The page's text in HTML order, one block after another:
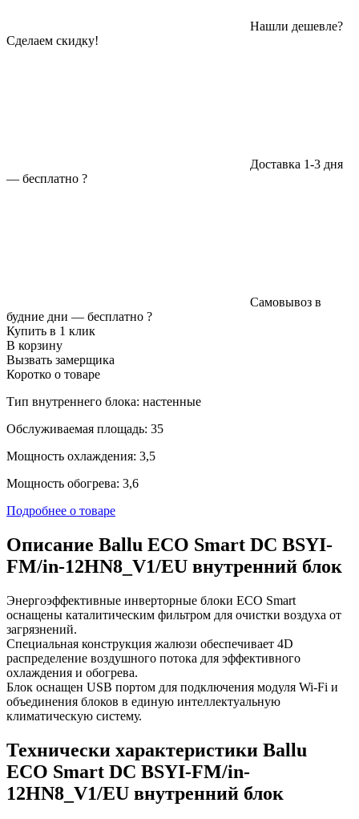
Нашли дешевле?
Сделаем скидку!
Доставка 1-3 дня
— бесплатно ?
Самовывоз в
будние дни — бесплатно ?
Купить в 1 клик
В корзину
Вызвать замерщика
Коротко о товаре
Тип внутреннего блока: настенные
Обслуживаемая площадь: 35
Мощность охлаждения: 3,5
Мощность обогрева: 3,6
Подробнее о товаре
Описание Ballu ECO Smart DC BSYI-
FM/in-12HN8_V1/EU внутренний блок
Энергоэффективные инверторные блоки ECO Smart
оснащены каталитическим фильтром для очистки воздуха от
загрязнений.
Специальная конструкция жалюзи обеспечивает 4D
распределение воздушного потока для эффективного
охлаждения и обогрева.
Блок оснащен USB портом для подключения модуля Wi-Fi и
объединения блоков в единую интеллектуальную
климатическую систему.
Технически характеристики Ballu
ECO Smart DC BSYI-FM/in-
12HN8_V1/EU внутренний блок